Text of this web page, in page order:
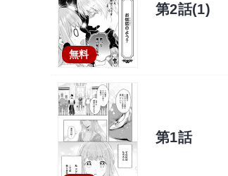
無料
第2話(1)
第1話